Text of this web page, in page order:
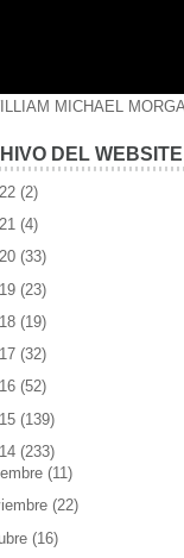
MICHAEL
DEL WEBSITE
(2)
(4)
(33)
(23)
(19)
(32)
(52)
(139)
(233)
(11)
(22)
(16)